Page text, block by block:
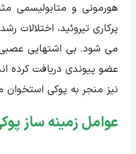
هورمونی و متابولیسمی
پرکاری تیروئید، اختلالات
می شود. بی اشتهایی
عضو پیوندی دریافت کرده
نیز منجر به پوکی
عوامل زمینه ساز